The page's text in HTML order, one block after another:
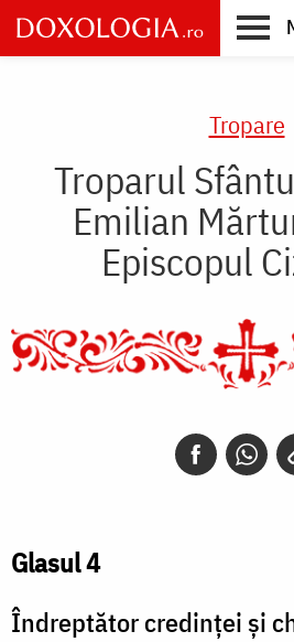
Skip
to
main
Tropare
Troparul
Emilian
Episcopul
Glasul 4
Îndreptător credinţei şi